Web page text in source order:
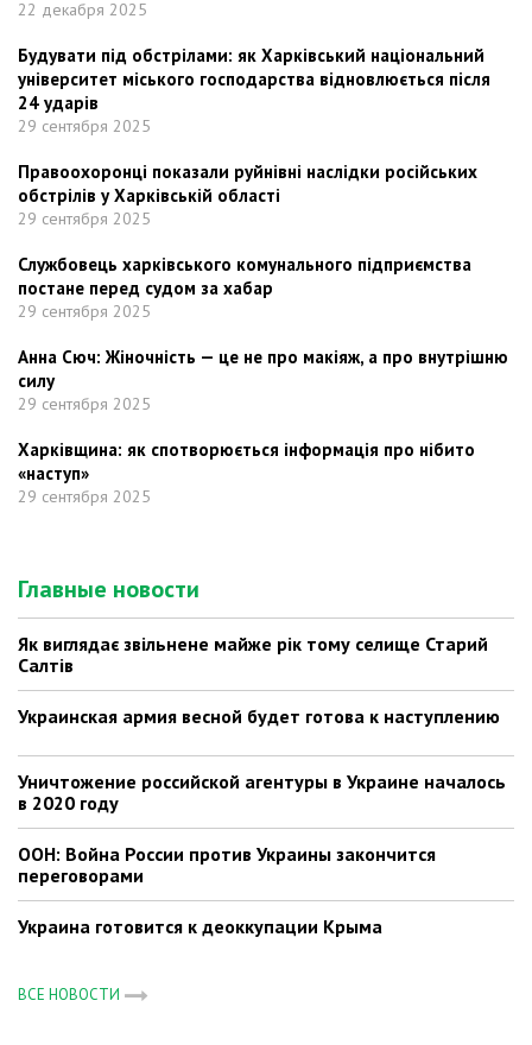
22 декабря 2025
Будувати під обстрілами: як Харківський національний
університет міського господарства відновлюється після
24 ударів
29 сентября 2025
Правоохоронці показали руйнівні наслідки російських
обстрілів у Харківській області
29 сентября 2025
Службовець харківського комунального підприємства
постане перед судом за хабар
29 сентября 2025
Анна Сюч: Жіночність — це не про макіяж, а про внутрішню
силу
29 сентября 2025
Харківщина: як спотворюється інформація про нібито
«наступ»
29 сентября 2025
Главные новости
Як виглядає звільнене майже рік тому селище Старий
Салтів
Украинская армия весной будет готова к наступлению
Уничтожение российской агентуры в Украине началось
в 2020 году
ООН: Война России против Украины закончится
переговорами
Украина готовится к деоккупации Крыма
ВСЕ НОВОСТИ